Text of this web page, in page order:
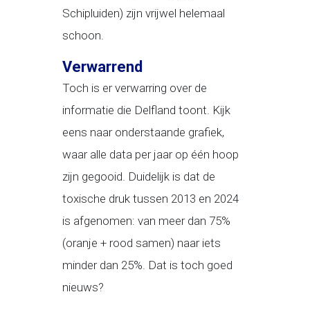
Schipluiden) zijn vrijwel helemaal
schoon.
Verwarrend
Toch is er verwarring over de
informatie die Delfland toont. Kijk
eens naar onderstaande grafiek,
waar alle data per jaar op één hoop
zijn gegooid. Duidelijk is dat de
toxische druk tussen 2013 en 2024
is afgenomen: van meer dan 75%
(oranje + rood samen) naar iets
minder dan 25%. Dat is toch goed
nieuws?